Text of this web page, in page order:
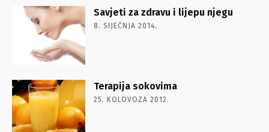
Savjeti za zdravu i lijepu njegu
8. SIJEČNJA 2014.
Terapija sokovima
25. KOLOVOZA 2012.